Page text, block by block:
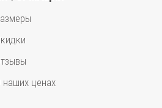
наших ценах